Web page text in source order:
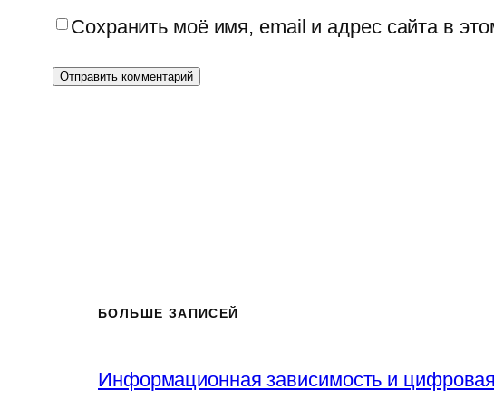
Сохранить моё имя, email и адрес сайта в
БОЛЬШЕ ЗАПИСЕЙ
Информационная зависимость и цифровая